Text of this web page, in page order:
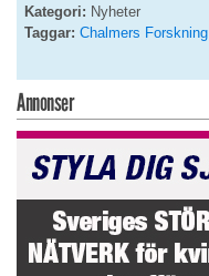
Kategori: Nyheter
Taggar: Chalmers Forskning
Annonser